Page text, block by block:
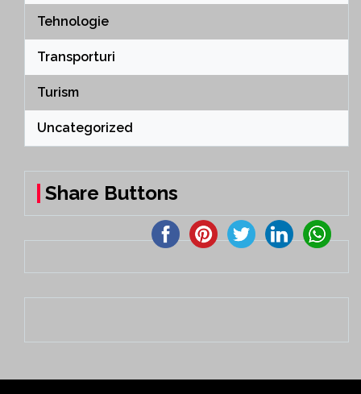
Tehnologie
Transporturi
Turism
Uncategorized
Share Buttons